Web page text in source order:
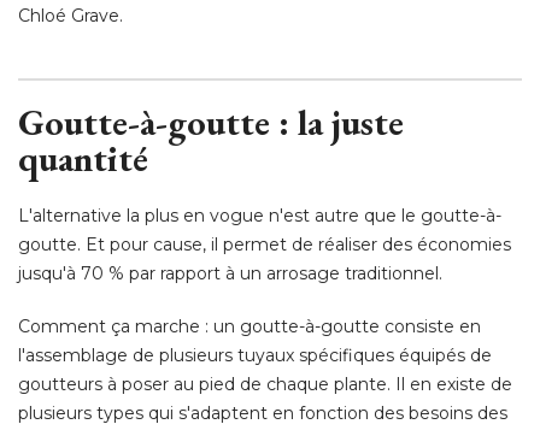
Chloé Grave.
Goutte-à-goutte : la juste
quantité
L'alternative la plus en vogue n'est autre que le goutte-à-
goutte. Et pour cause, il permet de réaliser des économies
jusqu'à 70 % par rapport à un arrosage traditionnel.
Comment ça marche : un goutte-à-goutte consiste en
l'assemblage de plusieurs tuyaux spécifiques équipés de
goutteurs à poser au pied de chaque plante. Il en existe de
plusieurs types qui s'adaptent en fonction des besoins des